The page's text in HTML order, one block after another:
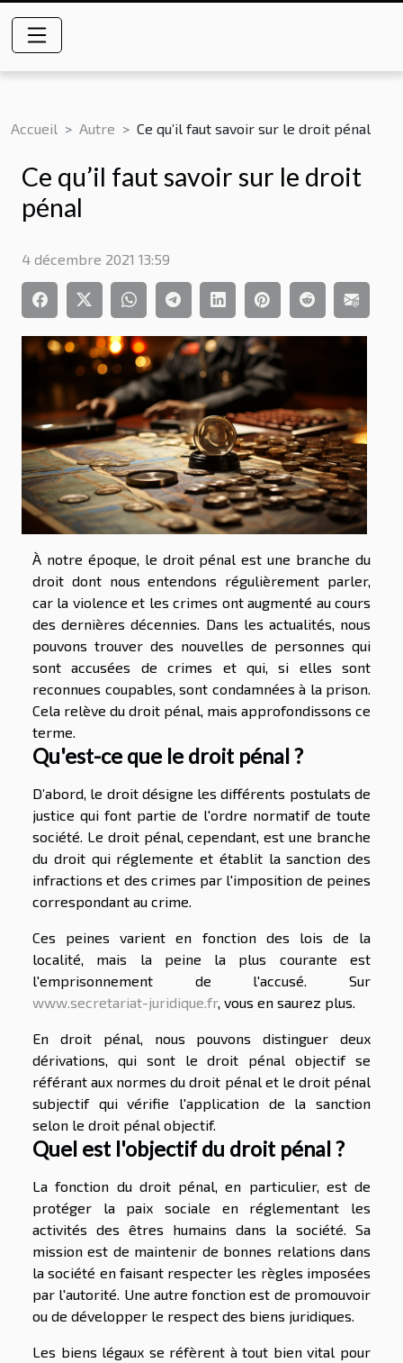
Accueil Autre Ce qu’il faut savoir sur le droit pénal
Ce qu’il faut savoir sur le droit
pénal
4 décembre 2021 13:59
À notre époque, le droit pénal est une branche du
droit dont nous entendons régulièrement parler,
car la violence et les crimes ont augmenté au cours
des dernières décennies. Dans les actualités, nous
pouvons trouver des nouvelles de personnes qui
sont accusées de crimes et qui, si elles sont
reconnues coupables, sont condamnées à la prison.
Cela relève du droit pénal, mais approfondissons ce
terme.
Qu'est-ce que le droit pénal ?
D’abord, le droit désigne les différents postulats de
justice qui font partie de l'ordre normatif de toute
société. Le droit pénal, cependant, est une branche
du droit qui réglemente et établit la sanction des
infractions et des crimes par l'imposition de peines
correspondant au crime.
Ces peines varient en fonction des lois de la
localité, mais la peine la plus courante est
l'emprisonnement de l'accusé. Sur
www.secretariat-juridique.fr, vous en saurez plus.
En droit pénal, nous pouvons distinguer deux
dérivations, qui sont le droit pénal objectif se
référant aux normes du droit pénal et le droit pénal
subjectif qui vérifie l'application de la sanction
selon le droit pénal objectif.
Quel est l'objectif du droit pénal ?
La fonction du droit pénal, en particulier, est de
protéger la paix sociale en réglementant les
activités des êtres humains dans la société. Sa
mission est de maintenir de bonnes relations dans
la société en faisant respecter les règles imposées
par l'autorité. Une autre fonction est de promouvoir
ou de développer le respect des biens juridiques.
Les biens légaux se réfèrent à tout bien vital pour